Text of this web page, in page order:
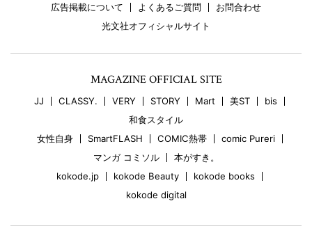
広告掲載について
よくあるご質問
お問合わせ
光文社オフィシャルサイト
MAGAZINE OFFICIAL SITE
JJ CLASSY. VERY STORY Mart 美ST
bis
和食スタイル
女性自身
SmartFLASH COMIC熱帯
comic Pureri
マンガ コミソル
本がすき。
kokode.jp
kokode Beauty
kokode books
kokode digital